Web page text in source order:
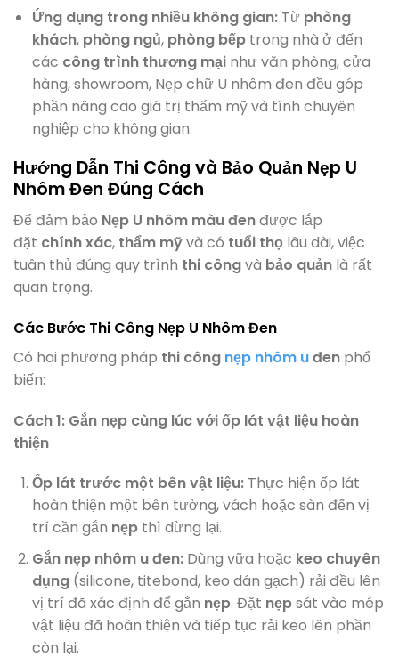
Ứng dụng trong nhiều không gian:Từ phòng
khách, phòng ngủ, phòng bếptrong nhà ở đến
các công trình thương mạinhư văn phòng, cửa
hàng, showroom, Nẹp chữ U nhôm đen đều góp
phần nâng cao giá trị thẩm mỹ và tính chuyên
nghiệp cho không gian.
Hướng Dẫn Thi Công và Bảo Quản Nẹp U
Nhôm Đen Đúng Cách
Để đảm bảo Nẹp U nhôm màu đenđược lắp
đặt chính xác, thẩm mỹvà có tuổi thọ lâu dài, việc
tuân thủ đúng quy trình thi côngvà bảo quản là rất
quan trọng.
Các Bước Thi Công Nẹp U Nhôm Đen
Có hai phương pháp thi công nẹp nhôm uđen phổ
biến:
Cách 1: Gắn nẹp cùng lúc với ốp lát vật liệu hoàn
thiện
Ốp lát trước một bên vật liệu:Thực hiện ốp lát
hoàn thiện một bên tường, vách hoặc sàn đến vị
trí cần gắn nẹpthì dừng lại.
Gắn nẹp nhôm u đen:Dùng vữa hoặc keo chuyên
dụng(silicone, titebond, keo dán gạch) rải đều lên
vị trí đã xác định để gắn nẹp. Đặt nẹpsát vào mép
vật liệu đã hoàn thiện và tiếp tục rải keo lên phần
còn lại.